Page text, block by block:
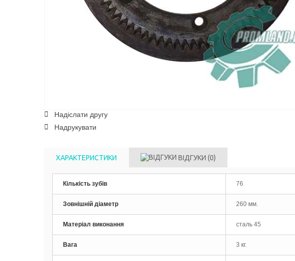
Надіслати другу
Надрукувати
ХАРАКТЕРИСТИКИ ВІДГУКИ (0)
Кількість зубів 76
Зовнішній діаметр 260 мм.
Матеріал виконання cталь 45
Вага 3 кг.